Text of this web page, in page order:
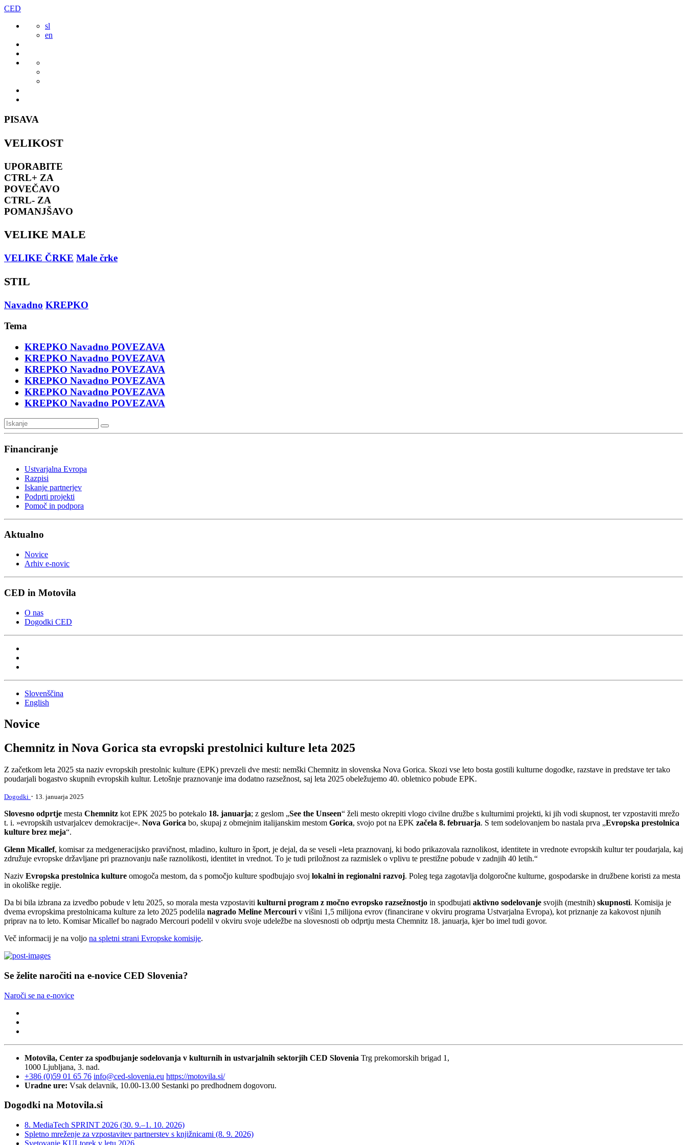
Preskoči
vsebine
CED
sl
en
PISAVA
VELIKOST
UPORABITE
CTRL+ ZA
POVEČAVO
CTRL- ZA
POMANJŠAVO
VELIKE MALE
VELIKE ČRKE Male črke
STIL
Navadno KREPKO
Tema
KREPKO Navadno POVEZAVA
KREPKO Navadno POVEZAVA
KREPKO Navadno POVEZAVA
KREPKO Navadno POVEZAVA
KREPKO Navadno POVEZAVA
KREPKO Navadno POVEZAVA
Financiranje
Ustvarjalna Evropa
Razpisi
Iskanje partnerjev
Podprti projekti
Pomoč in podpora
Aktualno
Novice
Arhiv e-novic
CED in Motovila
O nas
Dogodki CED
Slovenščina
English
Novice
Chemnitz in Nova Gorica sta evropski prestolnici kulture leta 2025
Z začetkom leta 2025 sta naziv evropskih prestolnic kulture (EPK) prevzeli dve mesti: nemški Chemnitz in slovenska Nova Gorica. Skozi vse leto bosta gostili kulturne dogodke, razstave in predstave ter tako
poudarjali bogastvo skupnih evropskih kultur. Letošnje praznovanje ima dodatno razsežnost, saj leta 2025 obeležujemo 40. obletnico pobude EPK.
Dogodki · 13. januarja 2025
Slovesno odprtje mesta Chemnitz kot EPK 2025 bo potekalo 18. januarja; z geslom „See the Unseen“ želi mesto okrepiti vlogo civilne družbe s kulturnimi projekti, ki jih vodi skupnost, ter vzpostaviti mrežo
t. i. »evropskih ustvarjalcev demokracije«. Nova Gorica bo, skupaj z obmejnim italijanskim mestom Gorica, svojo pot na EPK začela 8. februarja. S tem sodelovanjem bo nastala prva „Evropska prestolnica
kulture brez meja“.
Glenn Micallef, komisar za medgeneracijsko pravičnost, mladino, kulturo in šport, je dejal, da se veseli »leta praznovanj, ki bodo prikazovala raznolikost, identitete in vrednote evropskih kultur ter poudarjala, kaj
združuje evropske državljane pri praznovanju naše raznolikosti, identitet in vrednot. To je tudi priložnost za razmislek o vplivu te prestižne pobude v zadnjih 40 letih.“
Naziv Evropska prestolnica kulture omogoča mestom, da s pomočjo kulture spodbujajo svoj lokalni in regionalni razvoj. Poleg tega zagotavlja dolgoročne kulturne, gospodarske in družbene koristi za mesta
in okoliške regije.
Da bi bila izbrana za izvedbo pobude v letu 2025, so morala mesta vzpostaviti kulturni program z močno evropsko razsežnostjo in spodbujati aktivno sodelovanje svojih (mestnih) skupnosti. Komisija je
dvema evropskima prestolnicama kulture za leto 2025 podelila nagrado Meline Mercouri v višini 1,5 milijona evrov (financirane v okviru programa Ustvarjalna Evropa), kot priznanje za kakovost njunih
priprav na to leto. Komisar Micallef bo nagrado Mercouri podelil v okviru svoje udeležbe na slovesnosti ob odprtju mesta Chemnitz 18. januarja, kjer bo imel tudi govor.
Več informacij je na voljo na spletni strani Evropske komisije.
Se želite naročiti na e-novice CED Slovenia?
Naroči se na e-novice
Motovila, Center za spodbujanje sodelovanja v kulturnih in ustvarjalnih sektorjih CED Slovenia Trg prekomorskih brigad 1,
1000 Ljubljana, 3. nad.
+386 (0)59 01 65 76 info@ced-slovenia.eu https://motovila.si/
Uradne ure: Vsak delavnik, 10.00-13.00 Sestanki po predhodnem dogovoru.
Dogodki na Motovila.si
8. MediaTech SPRINT 2026 (30. 9.–1. 10. 2026)
Spletno mreženje za vzpostavitev partnerstev s knjižnicami (8. 9. 2026)